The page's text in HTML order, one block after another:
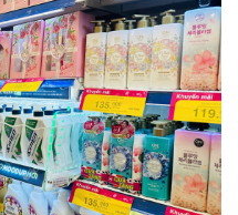
Chứng khoán
Giá cà phê